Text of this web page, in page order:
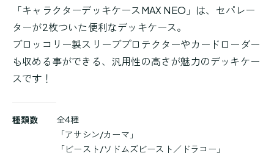
「キャラクターデッキケースMAX NEO」は、セパレー
ターが2枚ついた便利なデッキケース。
ブロッコリー製スリーブプロテクターやカードローダー
も収める事ができる、汎用性の高さが魅力のデッキケー
スです！
品
種類数
全4種
「アサシン/カーマ」
「ビースト/ソドムズビースト／ドラコー」